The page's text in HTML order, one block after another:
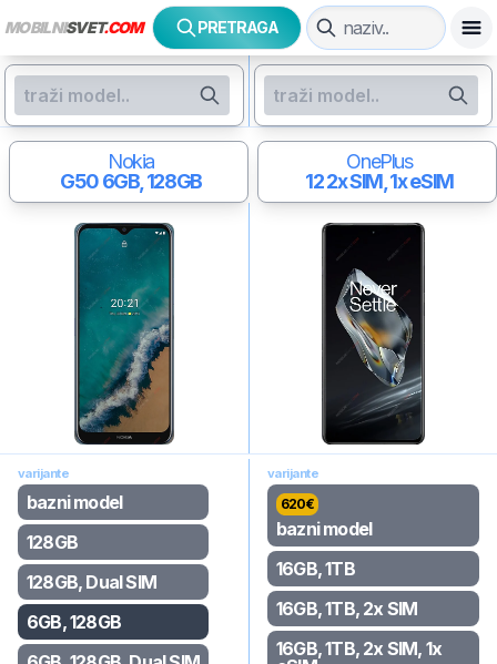
MOBILNISVET.COM PRETRAGA
Nokia
G506GB, 128GB
OnePlus
122x SIM, 1x eSIM
varijante
bazni model
128GB
128GB, Dual SIM
6GB, 128GB
varijante
620€
bazni model
16GB, 1TB
16GB, 1TB, 2x SIM
16GB, 1TB, 2x SIM, 1x